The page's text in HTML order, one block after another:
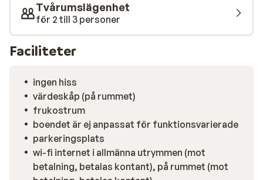
Tvårumslägenhet
för 2 till 3 personer
Faciliteter
ingen hiss
värdeskåp (på rummet)
frukostrum
boendet är ej anpassat för funktionsvarierade
parkeringsplats
wi-fi internet i allmänna utrymmen (mot
betalning, betalas kontant), på rummet (mot